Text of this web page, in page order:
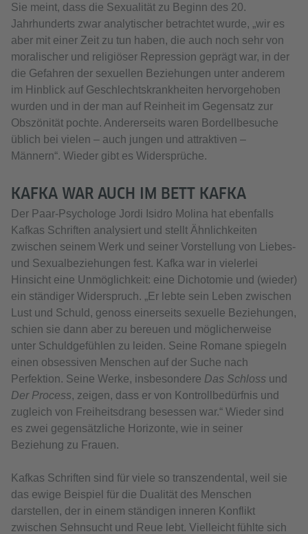
Sie meint, dass die Sexualität zu Beginn des 20.
Jahrhunderts zwar analytischer betrachtet wurde, „wir es
aber mit einer Zeit zu tun haben, die auch noch sehr von
moralischer und religiöser Repression geprägt war, in der
die Gefahren der sexuellen Beziehungen unter anderem
im Hinblick auf Geschlechtskrankheiten hervorgehoben
wurden und in der man auf Reinheit im Gegensatz zur
Obszönität pochte. Andererseits waren Bordellbesuche
üblich bei vielen – auch jungen und attraktiven –
Männern“. Wieder gibt es Widersprüche.
KAFKA WAR AUCH IM BETT KAFKA
Der Paar-Psychologe Jordi Isidro Molina hat ebenfalls
Kafkas Schriften analysiert und stellt Ähnlichkeiten
zwischen seinem Werk und seiner Vorstellung von Liebes-
und Sexualbeziehungen fest. Kafka war in vielerlei
Hinsicht eine Unmöglichkeit: eine Dichotomie und (wieder)
ein ständiger Widerspruch. „Er lebte sein Leben zwischen
Lust und Schuld, genoss einerseits sexuelle Beziehungen,
schien sie dann aber zu bereuen und möglicherweise
unter Schuldgefühlen zu leiden. Seine Romane spiegeln
einen obsessiven Menschen auf der Suche nach
Perfektion. Seine Werke, insbesondere Das Schloss und
Der Process, zeigen, dass er von Kontrollbedürfnis und
zugleich von Freiheitsdrang besessen war.“ Wieder sind
es zwei gegensätzliche Horizonte, wie in seiner
Beziehung zu Frauen.
Kafkas Schriften sind für viele so transzendental, weil sie
das ewige Beispiel für die Dualität des Menschen
darstellen, der in einem ständigen inneren Konflikt
zwischen Sehnsucht und Reue lebt. Vielleicht fühlte sich